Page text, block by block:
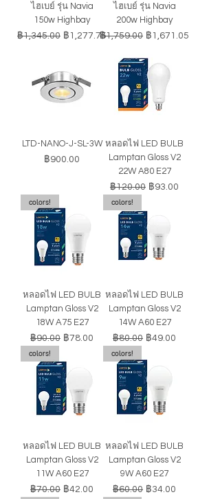
ไฮเบย์ รุ่น Navia
150w Highbay
ราคาปกติ
฿1,345.00 ราคาขายลด
฿1,277.75
ไฮเบย์ รุ่น Navia
200w Highbay
ราคาปกติ
฿1,759.00 ราคาขายลด
฿1,671.05
LTD-NANO-J-SL-3W
ราคา
฿900.00
หลอดไฟ LED BULB
Lamptan Gloss V2
22W A80 E27
ราคาปกติ
฿120.00 ราคาขายลด
฿93.00
colors!
หลอดไฟ LED BULB
Lamptan Gloss V2
18W A75 E27
ราคาปกติ
฿90.00 ราคาขายลด
฿78.00
colors!
หลอดไฟ LED BULB
Lamptan Gloss V2
14W A60 E27
ราคาปกติ
฿80.00 ราคาขายลด
฿49.00
colors!
หลอดไฟ LED BULB
Lamptan Gloss V2
11W A60 E27
ราคาปกติ
฿70.00 ราคาขายลด
฿42.00
colors!
หลอดไฟ LED BULB
Lamptan Gloss V2
9W A60 E27
ราคาปกติ
฿60.00 ราคาขายลด
฿34.00